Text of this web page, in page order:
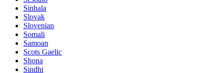
Sinhala
Slovak
Slovenian
Somali
Samoan
Scots Gaelic
Shona
Sindhi